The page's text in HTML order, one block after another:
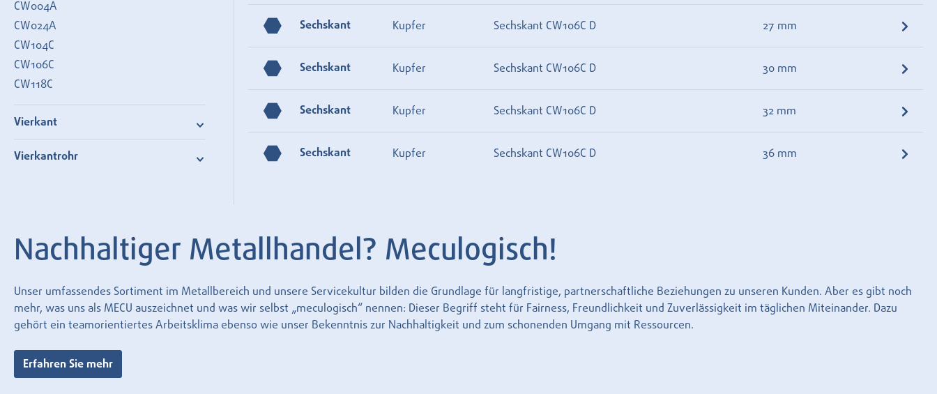
CW004A
CW024A
CW104C
CW106C
CW118C
Vierkant
Vierkantrohr
Sechskant Kupfer Sechskant CW106C D 27 mm
Sechskant Kupfer Sechskant CW106C D 30 mm
Sechskant Kupfer Sechskant CW106C D 32 mm
Sechskant Kupfer Sechskant CW106C D 36 mm
Nachhaltiger Metallhandel? Meculogisch!
Unser umfassendes Sortiment im Metallbereich und unsere Servicekultur bilden die Grundlage für langfristige, partnerschaftliche Beziehungen zu unseren Kunden. Aber es gibt noch
mehr, was uns als MECU auszeichnet und was wir selbst „meculogisch“ nennen: Dieser Begriff steht für Fairness, Freundlichkeit und Zuverlässigkeit im täglichen Miteinander. Dazu
gehört ein teamorientiertes Arbeitsklima ebenso wie unser Bekenntnis zur Nachhaltigkeit und zum schonenden Umgang mit Ressourcen.
Erfahren Sie mehr